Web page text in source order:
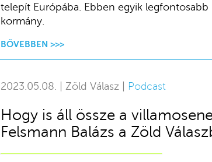
telepít Európába. Ebben egyik legfontosabb
kormány.
BŐVEBBEN >>>
2023.05.08. | Zöld Válasz | Podcast
Hogy is áll össze a
Felsmann Balázs a Zöld